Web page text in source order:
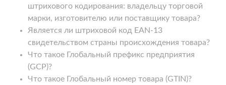
штрихового кодирования: владельцу торговой
марки, изготовителю или поставщику товара?
Является ли штриховой код EAN-13
свидетельством страны происхождения товара?
Что такое Глобальный префикс предприятия
(GCP)?
Что такое Глобальный номер товара (GTIN)?